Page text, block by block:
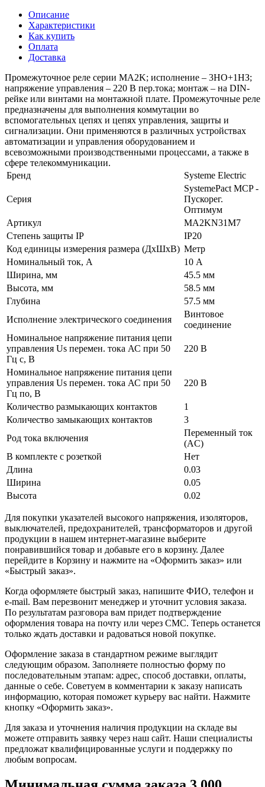
Описание
Характеристики
Как купить
Оплата
Доставка
Промежуточное реле серии MA2K; исполнение – 3НО+1НЗ;
напряжение управления – 220 В пер.тока; монтаж – на DIN-
рейке или винтами на монтажной плате. Промежуточные реле
предназначены для выполнения коммутации во
вспомогательных цепях и цепях управления, защиты и
сигнализации. Они применяются в различных устройствах
автоматизации и управления оборудованием и
всевозможными производственными процессами, а также в
сфере телекоммуникации.
Бренд
Systeme Electric
Серия
SystemePact MCP -
Пускорег.
Оптимум
Артикул
MA2KN31M7
Степень защиты IP
IP20
Код единицы измерения размера (ДхШхВ) Метр
Номинальный ток, А
10 А
Ширина, мм
45.5 мм
Высота, мм
58.5 мм
Глубина
57.5 мм
Исполнение электрического соединения
Винтовое
соединение
Номинальное напряжение питания цепи
управления Us перемен. тока АС при 50
Гц с, В
220 В
Номинальное напряжение питания цепи
управления Us перемен. тока АС при 50
Гц по, В
220 В
Количество размыкающих контактов
1
Количество замыкающих контактов
3
Род тока включения
Переменный ток
(AC)
В комплекте с розеткой
Нет
Длина
0.03
Ширина
0.05
Высота
0.02
Для покупки указателей высокого напряжения, изоляторов,
выключателей, предохранителей, трансформаторов и другой
продукции в нашем интернет-магазине выберите
понравившийся товар и добавьте его в корзину. Далее
перейдите в Корзину и нажмите на «Оформить заказ» или
«Быстрый заказ».
Когда оформляете быстрый заказ, напишите ФИО, телефон и
e-mail. Вам перезвонит менеджер и уточнит условия заказа.
По результатам разговора вам придет подтверждение
оформления товара на почту или через СМС. Теперь останется
только ждать доставки и радоваться новой покупке.
Оформление заказа в стандартном режиме выглядит
следующим образом. Заполняете полностью форму по
последовательным этапам: адрес, способ доставки, оплаты,
данные о себе. Советуем в комментарии к заказу написать
информацию, которая поможет курьеру вас найти. Нажмите
кнопку «Оформить заказ».
Для заказа и уточнения наличия продукции на складе вы
можете отправить заявку через наш сайт. Наши специалисты
предложат квалифицированные услуги и поддержку по
любым вопросам.